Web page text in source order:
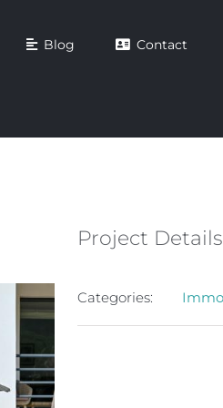
Blog Contact
Project Details
Categories: